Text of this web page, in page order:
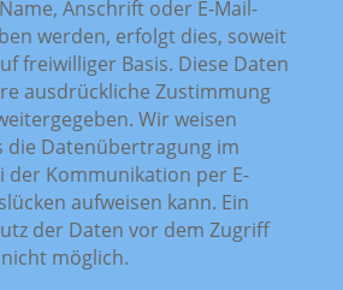
Anschrift oder E-Mail-
werden, erfolgt dies, soweit
freiwilliger Basis. Diese Daten
ausdrückliche Zustimmung
Wir weisen
die Datenübertragung im
der Kommunikation per E-
aufweisen kann. Ein
der Daten vor dem Zugriff
möglich.